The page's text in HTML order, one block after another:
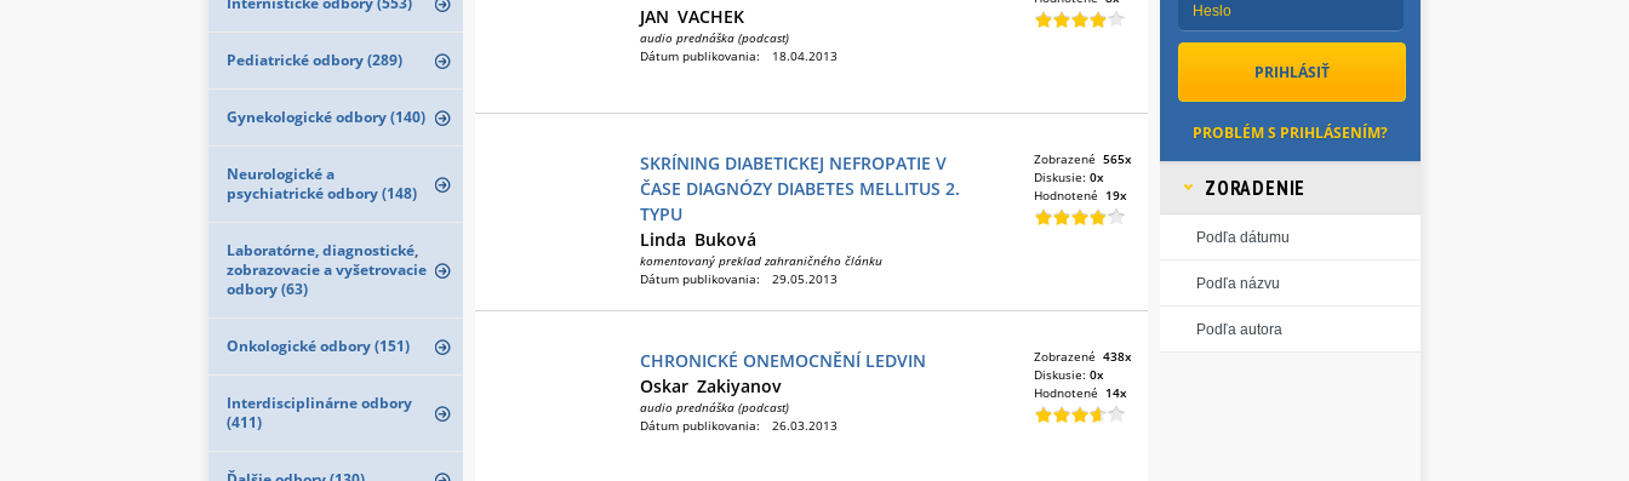
Pediatrické odbory (289)
Gynekologické odbory (140)
Neurologické a
psychiatrické odbory (148)
Laboratórne, diagnostické,
zobrazovacie a vyšetrovacie
odbory (63)
Onkologické odbory (151)
Interdisciplinárne odbory
(411)
JAN VACHEK
audio prednáška (podcast)
Dátum publikovania:
18.04.2013
SKRÍNING DIABETICKEJ NEFROPATIE V
ČASE DIAGNÓZY DIABETES MELLITUS 2.
TYPU
Linda Buková
komentovaný preklad zahraničného článku
Dátum publikovania:
29.05.2013
Zobrazené 565x
Diskusie: 0x
Hodnotené 19x
CHRONICKÉ ONEMOCNĚNÍ LEDVIN
Oskar Zakiyanov
audio prednáška (podcast)
Dátum publikovania:
26.03.2013
Zobrazené 438x
Diskusie: 0x
Hodnotené 14x
PROBLÉM S PRIHLÁSENÍM?
ZORADENIE
Podľa dátumu
Podľa názvu
Podľa autora